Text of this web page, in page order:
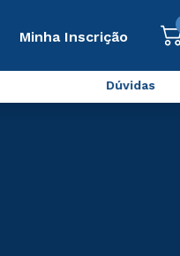
Minha Inscrição
Dúvidas